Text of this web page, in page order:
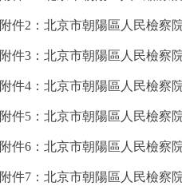
附件2：北京市朝陽區人民檢察
附件3：北京市朝陽區人民檢察
附件4：北京市朝陽區人民檢察
附件5：北京市朝陽區人民檢察
附件6：北京市朝陽區人民檢察
附件7：北京市朝陽區人民檢察